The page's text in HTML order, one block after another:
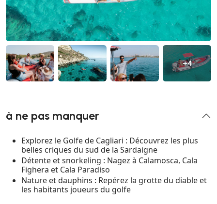
+4
à ne pas manquer
Explorez le Golfe de Cagliari : Découvrez les plus
belles criques du sud de la Sardaigne
Détente et snorkeling : Nagez à Calamosca, Cala
Fighera et Cala Paradiso
Nature et dauphins : Repérez la grotte du diable et
les habitants joueurs du golfe